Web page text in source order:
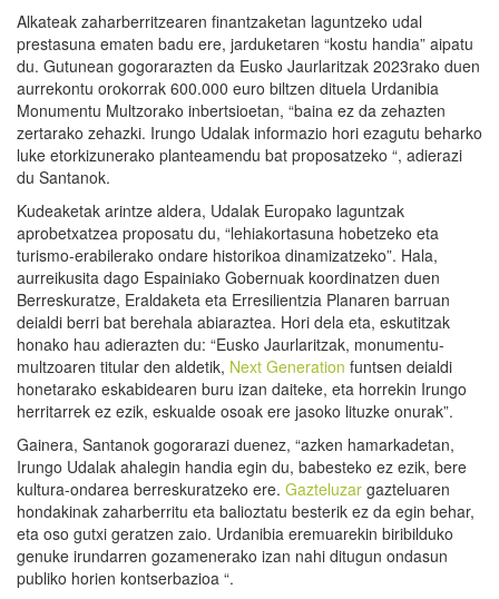
Alkateak zaharberritzearen finantzaketan laguntzeko udal
prestasuna ematen badu ere, jarduketaren “kostu handia” aipatu
du. Gutunean gogorarazten da Eusko Jaurlaritzak 2023rako duen
aurrekontu orokorrak 600.000 euro biltzen dituela Urdanibia
Monumentu Multzorako inbertsioetan, “baina ez da zehazten
zertarako zehazki. Irungo Udalak informazio hori ezagutu beharko
luke etorkizunerako planteamendu bat proposatzeko “, adierazi
du Santanok.
Kudeaketak arintze aldera, Udalak Europako laguntzak
aprobetxatzea proposatu du, “lehiakortasuna hobetzeko eta
turismo-erabilerako ondare historikoa dinamizatzeko”. Hala,
aurreikusita dago Espainiako Gobernuak koordinatzen duen
Berreskuratze, Eraldaketa eta Erresilientzia Planaren barruan
deialdi berri bat berehala abiaraztea. Hori dela eta, eskutitzak
honako hau adierazten du: “Eusko Jaurlaritzak, monumentu-
multzoaren titular den aldetik, Next Generation funtsen deialdi
honetarako eskabidearen buru izan daiteke, eta horrekin Irungo
herritarrek ez ezik, eskualde osoak ere jasoko lituzke onurak”.
Gainera, Santanok gogorarazi duenez, “azken hamarkadetan,
Irungo Udalak ahalegin handia egin du, babesteko ez ezik, bere
kultura-ondarea berreskuratzeko ere. Gazteluzar gazteluaren
hondakinak zaharberritu eta balioztatu besterik ez da egin behar,
eta oso gutxi geratzen zaio. Urdanibia eremuarekin biribilduko
genuke irundarren gozamenerako izan nahi ditugun ondasun
publiko horien kontserbazioa “.